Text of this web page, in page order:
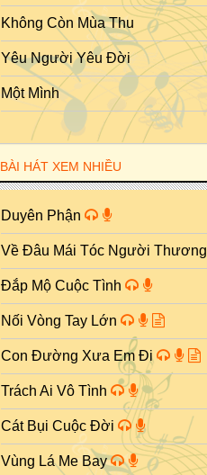
Không Còn Mùa Thu
Yêu Người Yêu Đời
Một Mình
BÀI HÁT XEM NHIỀU
Duyên Phận
Về Đâu Mái Tóc Người Thương
Đắp Mộ Cuộc Tình
Nối Vòng Tay Lớn
Con Đường Xưa Em Đi
Trách Ai Vô Tình
Cát Bụi Cuộc Đời
Vùng Lá Me Bay